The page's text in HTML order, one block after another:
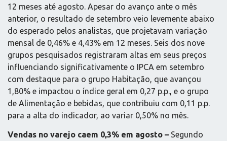
12 meses até agosto. Apesar do avanço ante o mês
anterior, o resultado de setembro veio levemente abaixo
do esperado pelos analistas, que projetavam variação
mensal de 0,46% e 4,43% em 12 meses. Seis dos nove
grupos pesquisados registraram altas em seus preços
influenciando significativamente o IPCA em setembro
com destaque para o grupo Habitação, que avançou
1,80% e impactou o índice geral em 0,27 p.p., e o grupo
de Alimentação e bebidas, que contribuiu com 0,11 p.p.
para a alta do indicador, ao variar 0,50% no mês.
Vendas no varejo caem 0,3% em agosto – Segundo